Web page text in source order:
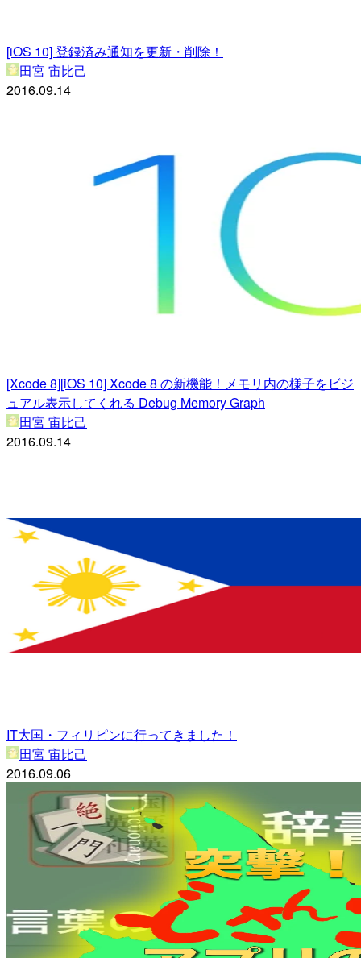
[iOS 10] 登録済み通知を更新・削除！
田宮 宙比己
2016.09.14
[Xcode 8][iOS 10] Xcode 8 の新機能！メモリ内の様子をビジ
ュアル表示してくれる Debug Memory Graph
田宮 宙比己
2016.09.14
IT大国・フィリピンに行ってきました！
田宮 宙比己
2016.09.06